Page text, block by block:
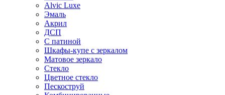
Alvic Luxe
Эмаль
Акрил
ДСП
С патиной
Шкафы-купе с зеркалом
Матовое зеркало
Стекло
Цветное стекло
Пескоструй